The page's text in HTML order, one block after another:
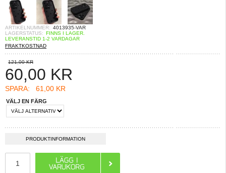
ARTIKELNUMMER: 4013935-VAR
LAGERSTATUS: FINNS I LAGER.
LEVERANSTID 1-2 VARDAGAR
FRAKTKOSTNAD
121,00 KR
60,00 KR
SPARA: 61,00 KR
VÄLJ EN FÄRG
PRODUKTINFORMATION